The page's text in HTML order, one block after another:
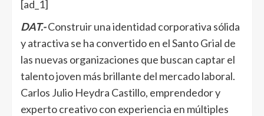
[ad_1]
DAT.-Construir una identidad corporativa sólida
y atractiva se ha convertido en el Santo Grial de
las nuevas organizaciones que buscan captar el
talento joven más brillante del mercado laboral.
Carlos Julio Heydra Castillo, emprendedor y
experto creativo con experiencia en múltiples